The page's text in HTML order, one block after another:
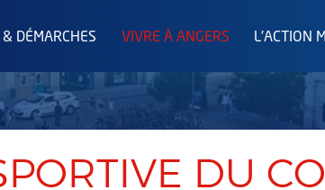
& DÉMARCHES VIVRE À ANGERS L'ACTION
DU